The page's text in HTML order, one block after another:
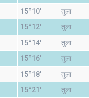
15°10' तुला
15°12' तुला
15°14' तुला
15°16' तुला
15°18' तुला
15°21' तुला